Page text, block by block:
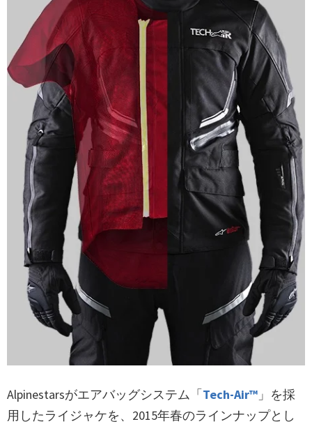
Alpinestarsがエアバッグシステム「Tech-Air™ 」を採
用したライジャケを、2015年春のラインナップとし